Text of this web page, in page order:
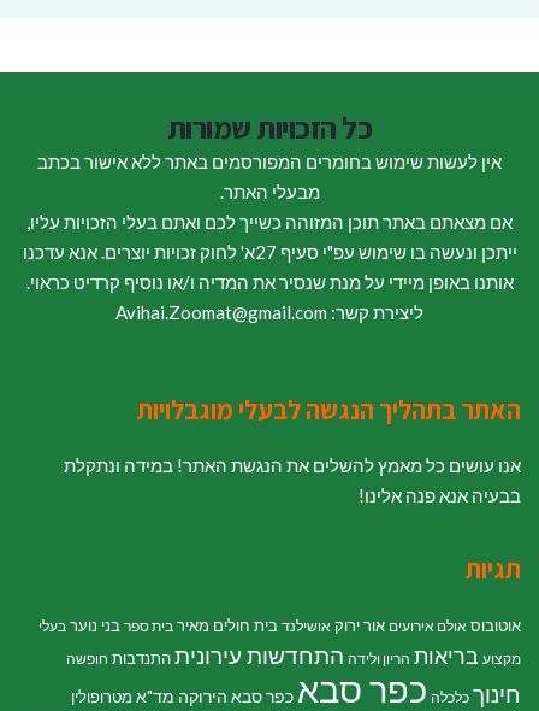
כל הזכויות שמורות
אין לעשות שימוש בחומרים המפורסמים באתר ללא אישור בכתב
מבעלי האתר.
אם מצאתם באתר תוכן המזוהה כשייך לכם ואתם בעלי הזכויות עליו,
ייתכן ונעשה בו שימוש עפ"י סעיף 27א' לחוק זכויות יוצרים. אנא עדכנו
אותנו באופן מיידי על מנת שנסיר את המדיה ו/או נוסיף קרדיט כראוי.
ליצירת קשר: Avihai.Zoomat@gmail.com
האתר בתהליך הנגשה לבעלי מוגבלויות
אנו עושים כל מאמץ להשלים את הנגשת האתר! במידה ונתקלת
בבעיה אנא פנה אלינו!
תגיות
אוטובוס אולם אירועים אור ירוק אושילנד בית חולים מאיר בית ספר בני נוער בעלי
מקצוע בריאות הריון ולידה התחדשות עירוניתהתנדבות חופשה
חינוך כלכלה כפר סבא כפר סבא הירוקה מד"א מטרופולין